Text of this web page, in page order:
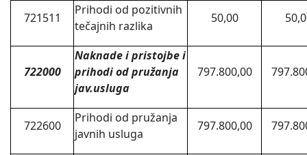
721511
Prihodi od pozitivnih
tečajnih razlika
50,00
722000
Naknade i pristojbe i
prihodi od pružanja
jav.usluga
797.800,00
722600
Prihodi od pružanja
javnih usluga
797.800,00